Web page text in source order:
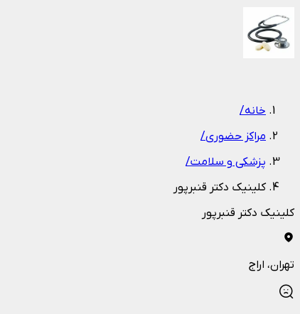
خانه/
مراکز حضوری/
پزشکی و سلامت/
کلینیک دکتر قنبرپور
کلینیک دکتر قنبرپور
تهران، اراج